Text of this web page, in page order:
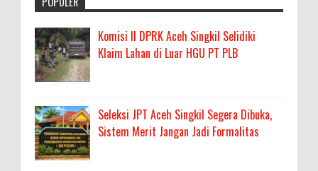
Komisi II DPRK Aceh Singkil Selidiki
Klaim Lahan di Luar HGU PT PLB
Seleksi JPT Aceh Singkil Segera Dibuka,
Sistem Merit Jangan Jadi Formalitas